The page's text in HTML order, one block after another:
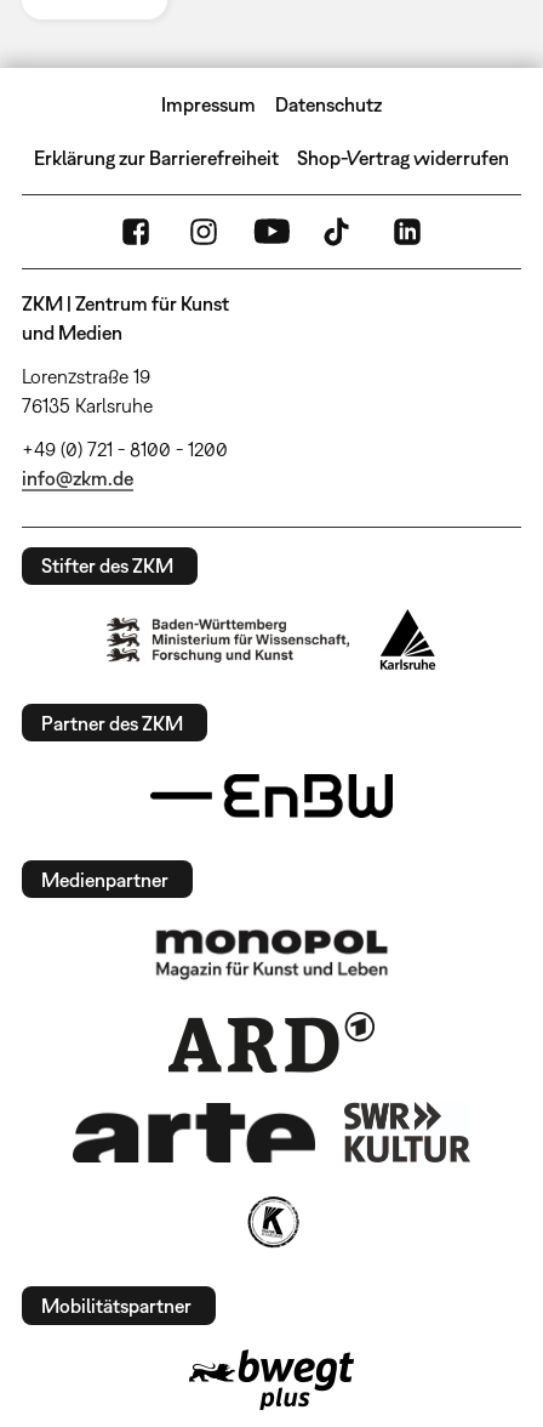
Impressum Datenschutz
Erklärung zur Barrierefreiheit Shop-Vertrag widerrufen
ZKM | Zentrum für Kunst
und Medien
Lorenzstraße 19
76135 Karlsruhe
+49 (0) 721 - 8100 - 1200
info@zkm.de
Stifter des ZKM
Partner des ZKM
Medienpartner
Mobilitätspartner